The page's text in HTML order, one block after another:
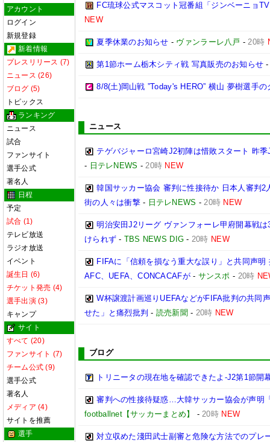
アカウント
ログイン
新規登録
新着情報
プレスリリース (7)
ニュース (26)
ブログ (5)
トピックス
ランキング
ニュース
試合
ファンサイト
選手公式
著名人
日程
予定
試合 (1)
テレビ放送
ラジオ放送
イベント
誕生日 (6)
チケット発売 (4)
選手出演 (3)
キャンプ
サイト
すべて (20)
ファンサイト (7)
チーム公式 (9)
選手公式
著名人
メディア (4)
サイトを推薦
選手
FC琉球公式マスコット冠番組「ジンベーニョ
NEW
夏季休業のお知らせ - ヴァンラーレ八戸 -20時
第1節ホーム栃木シティ戦 写真販売のお知らせ
8/8(土)岡山戦 ”Today's HERO” 横山 夢樹選手
ニュース
テゲバジャーロ宮崎J2初陣は惜敗スタート 昨
- 日テレNEWS -20時 NEW
韓国サッカー協会 審判に性接待か 日本人審判
街の人々は衝撃- 日テレNEWS -20時 NEW
明治安田J2リーグ ヴァンフォーレ甲府開幕戦
けられず - TBS NEWS DIG - 20時 NEW
FIFAに「信頼を損なう重大な誤り」と共同声
AFC、UEFA、CONCACAFが- サンスポ - 20時
W杯譲渡計画巡りUEFAなどがFIFA批判の共同
せた」と痛烈批判 - 読売新聞 - 20時 NEW
ブログ
トリニータの現在地を確認できたよ-J2第1節開
審判への性接待疑惑…大韓サッカー協会が声明
footballnet【サッカーまとめ】
-20時 NEW
対立収めた淺田武士副審と危険な方法でのプレ